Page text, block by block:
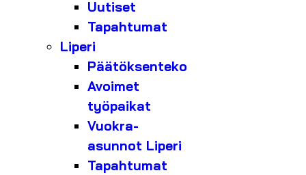
Uutiset
Tapahtumat
Liperi
Päätöksenteko
Avoimet
työpaikat
Vuokra-
asunnot Liperi
Tapahtumat